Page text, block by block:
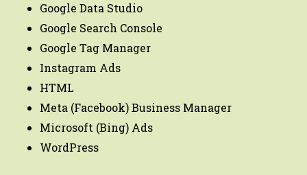
Google Data Studio
Google Search Console
Google Tag Manager
Instagram Ads
HTML
Meta (Facebook) Business Manager
Microsoft (Bing) Ads
WordPress